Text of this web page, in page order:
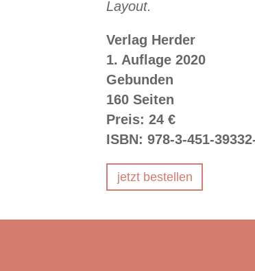
Layout.
Verlag Herder
1. Auflage 2020
Gebunden
160 Seiten
Preis: 24 €
ISBN: 978-3-451-
jetzt bestellen